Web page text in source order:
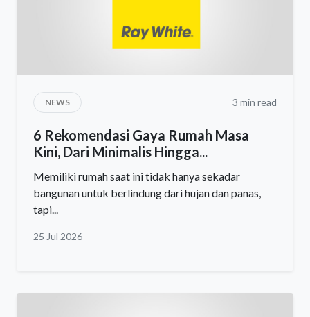
NEWS 3 min read
6 Rekomendasi Gaya Rumah Masa
Kini, Dari Minimalis Hingga...
Memiliki rumah saat ini tidak hanya sekadar
bangunan untuk berlindung dari hujan dan panas,
tapi...
25 Jul 2026